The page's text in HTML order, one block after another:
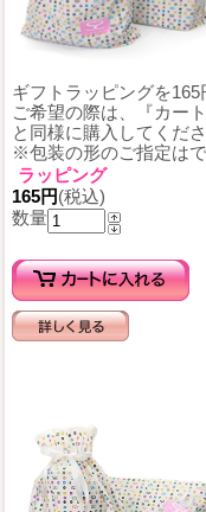
ギフトラッピングを165
ご希望の際は、『カー
と同様に購入してくださ
※包装の形のご指定は
ラッピング
165円(税込)
数量